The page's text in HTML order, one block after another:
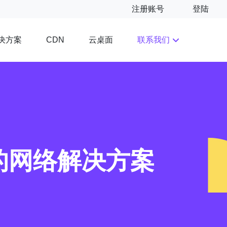
注册账号 登陆
方案 CDN 云桌面 联系我们
络解决方案